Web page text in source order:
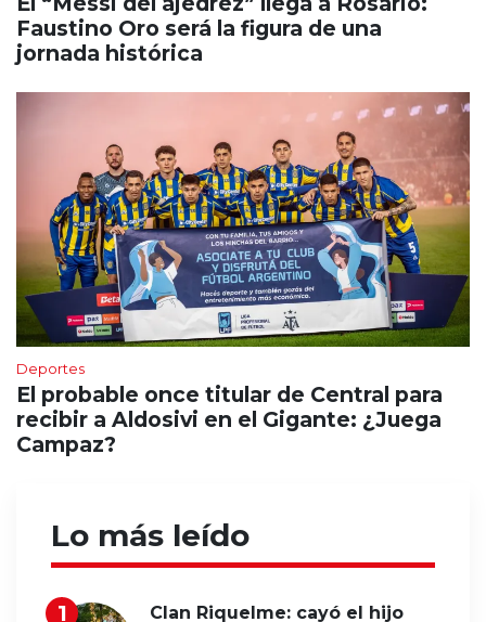
Faustino Oro será la figura de una
jornada histórica
Deportes
El probable once titular de Central para
recibir a Aldosivi en el Gigante: ¿Juega
Campaz?
Lo más leído
Clan Riquelme: cayó el hijo